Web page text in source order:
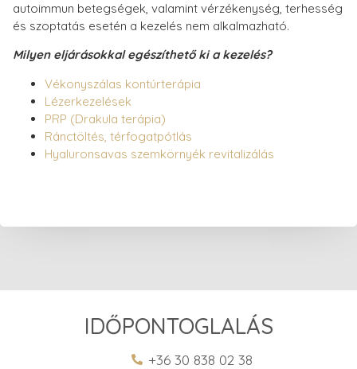
autoimmun betegségek, valamint vérzékenység, terhesség
és szoptatás esetén a kezelés nem alkalmazható.
Milyen eljárásokkal egészíthető ki a kezelés?
Vékonyszálas kontúrterápia
Lézerkezelések
PRP (Drakula terápia)
Ránctöltés, térfogatpótlás
Hyaluronsavas szemkörnyék revitalizálás
IDŐPONTOGLALÁS
+36 30 838 02 38